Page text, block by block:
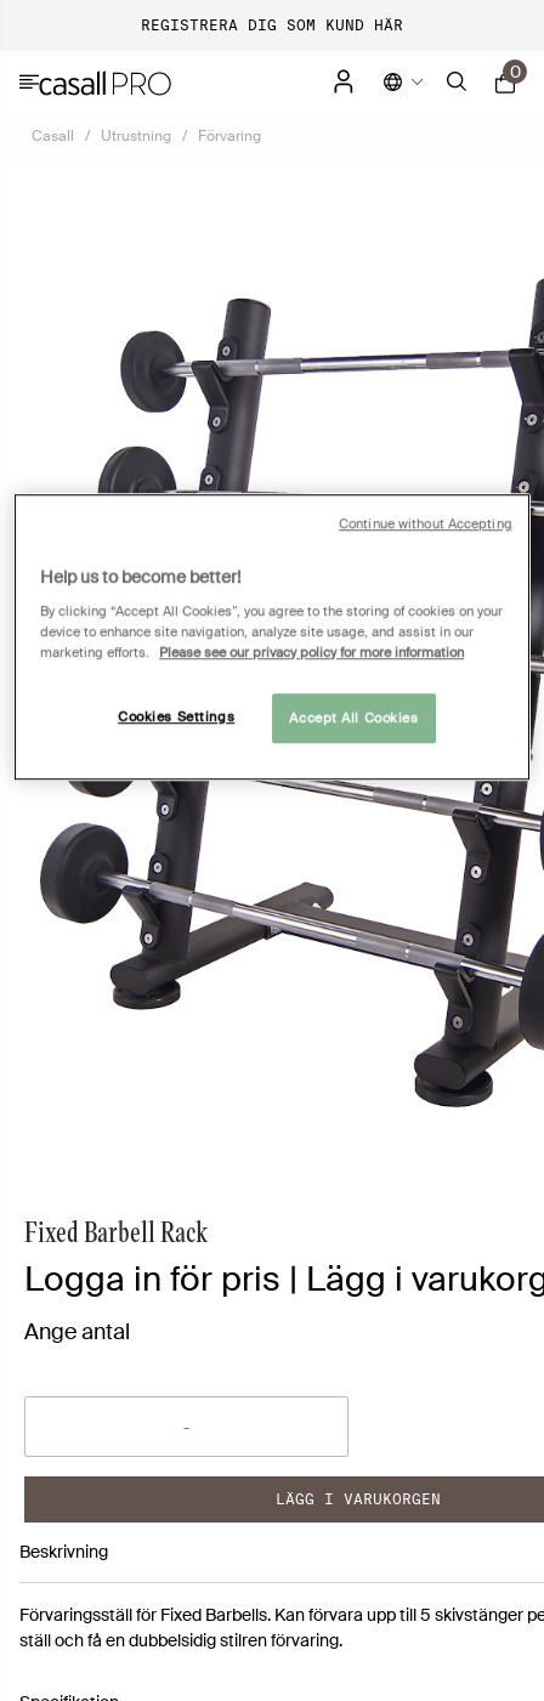
REGISTRERA DIG SOM KUND HÄR
0
Casall Utrustning Förvaring
Fixed Barbell Rack
Logga in för pris | Lägg i
Ange antal
LÄGG I VARUKORGEN
Beskrivning
Förvaringsställ för Fixed Barbells. Kan förvara upp till 5 skivstänger
ställ och få en dubbelsidig stilren förvaring.
Help us to become better!
By clicking “Accept All Cookies”, you agree to the storing of cookies on your
device to enhance site navigation, analyze site usage, and assist in our
marketing efforts.
Please see our privacy policy for more information
Cookies Settings Accept All Cookies
Continue without Accepting